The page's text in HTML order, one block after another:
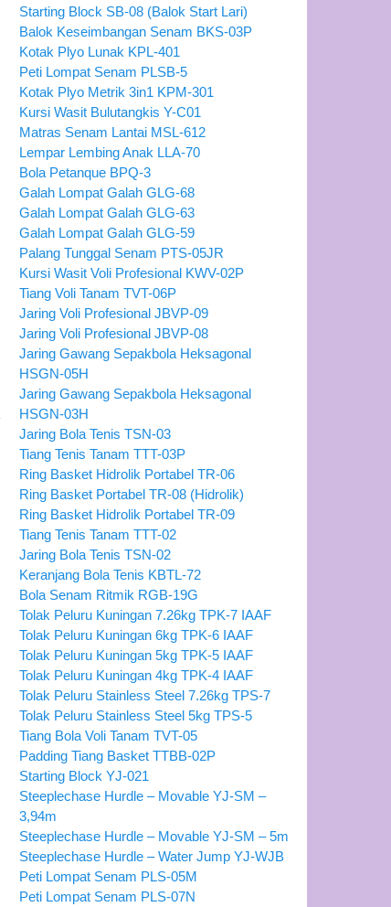
Starting Block SB-08 (Balok Start Lari)
Balok Keseimbangan Senam BKS-03P
Kotak Plyo Lunak KPL-401
Peti Lompat Senam PLSB-5
Kotak Plyo Metrik 3in1 KPM-301
Kursi Wasit Bulutangkis Y-C01
Matras Senam Lantai MSL-612
Lempar Lembing Anak LLA-70
Bola Petanque BPQ-3
Galah Lompat Galah GLG-68
Galah Lompat Galah GLG-63
Galah Lompat Galah GLG-59
Palang Tunggal Senam PTS-05JR
Kursi Wasit Voli Profesional KWV-02P
Tiang Voli Tanam TVT-06P
Jaring Voli Profesional JBVP-09
Jaring Voli Profesional JBVP-08
Jaring Gawang Sepakbola Heksagonal
HSGN-05H
Jaring Gawang Sepakbola Heksagonal
HSGN-03H
Jaring Bola Tenis TSN-03
Tiang Tenis Tanam TTT-03P
Ring Basket Hidrolik Portabel TR-06
Ring Basket Portabel TR-08 (Hidrolik)
Ring Basket Hidrolik Portabel TR-09
Tiang Tenis Tanam TTT-02
Jaring Bola Tenis TSN-02
Keranjang Bola Tenis KBTL-72
Bola Senam Ritmik RGB-19G
Tolak Peluru Kuningan 7.26kg TPK-7 IAAF
Tolak Peluru Kuningan 6kg TPK-6 IAAF
Tolak Peluru Kuningan 5kg TPK-5 IAAF
Tolak Peluru Kuningan 4kg TPK-4 IAAF
Tolak Peluru Stainless Steel 7.26kg TPS-7
Tolak Peluru Stainless Steel 5kg TPS-5
Tiang Bola Voli Tanam TVT-05
Padding Tiang Basket TTBB-02P
Starting Block YJ-021
Steeplechase Hurdle – Movable YJ-SM –
3,94m
Steeplechase Hurdle – Movable YJ-SM – 5m
Steeplechase Hurdle – Water Jump YJ-WJB
Peti Lompat Senam PLS-05M
Peti Lompat Senam PLS-07N